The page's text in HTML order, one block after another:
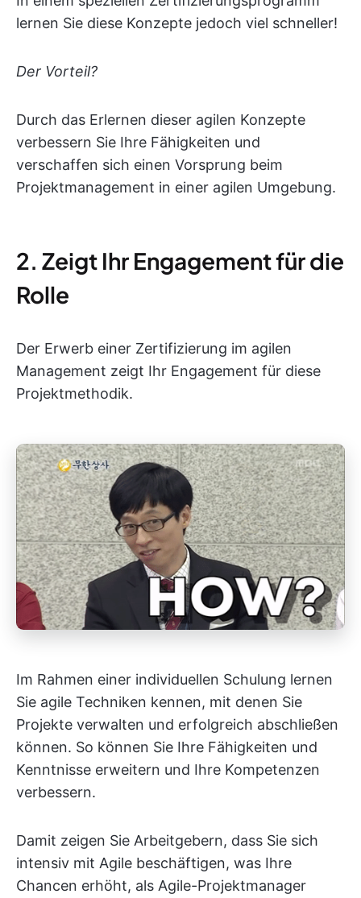
lernen Sie diese Konzepte jedoch viel schneller!
Der Vorteil?
Durch das Erlernen dieser agilen Konzepte
verbessern Sie Ihre Fähigkeiten und
verschaffen sich einen Vorsprung beim
Projektmanagement in einer agilen Umgebung.
2. Zeigt Ihr Engagement für die
Rolle
Der Erwerb einer Zertifizierung im agilen
Management zeigt Ihr Engagement für diese
Projektmethodik.
Im Rahmen einer individuellen Schulung lernen
Sie agile Techniken kennen, mit denen Sie
Projekte verwalten und erfolgreich abschließen
können. So können Sie Ihre Fähigkeiten und
Kenntnisse erweitern und Ihre Kompetenzen
verbessern.
Damit zeigen Sie Arbeitgebern, dass Sie sich
intensiv mit Agile beschäftigen, was Ihre
Chancen erhöht, als Agile-Projektmanager